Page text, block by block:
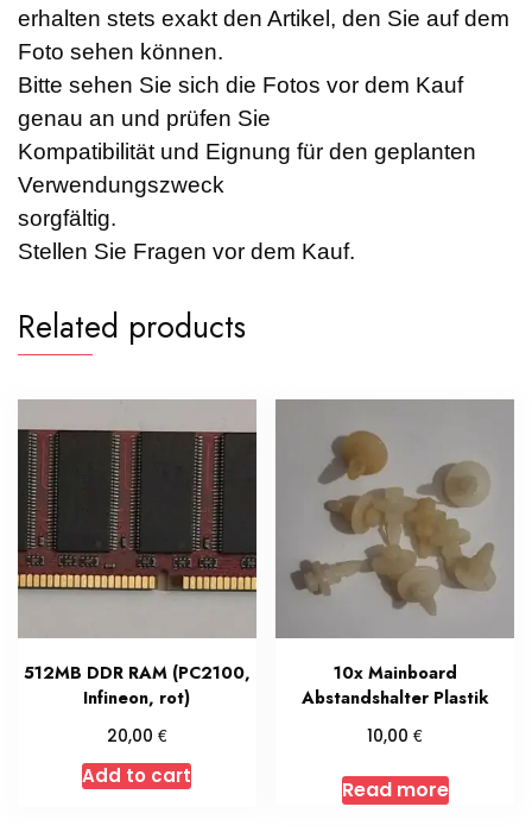
erhalten stets exakt den Artikel, den Sie auf dem
Foto sehen können.
Bitte sehen Sie sich die Fotos vor dem Kauf
genau an und prüfen Sie
Kompatibilität und Eignung für den geplanten
Verwendungszweck
sorgfältig.
Stellen Sie Fragen vor dem Kauf.
Related products
512MB DDR RAM (PC2100,
Infineon, rot)
20,00 €
Add to cart
10x Mainboard
Abstandshalter Plastik
10,00€
Read more